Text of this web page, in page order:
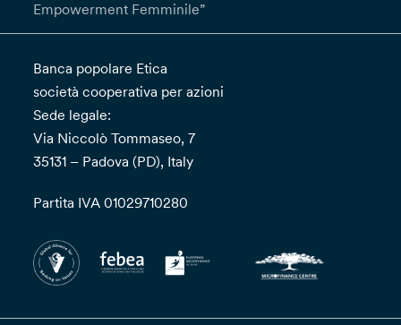
Empowerment Femminile”
Banca popolare Etica
società cooperativa per azioni
Sede legale:
Via Niccolò Tommaseo, 7
35131 – Padova (PD), Italy
Partita IVA 01029710280